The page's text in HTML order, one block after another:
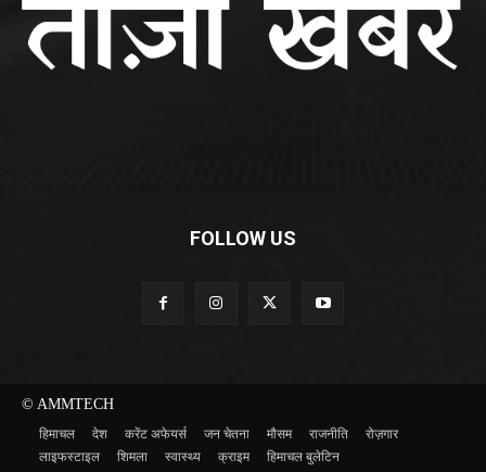
FOLLOW US
© AMMTECH
हिमाचल देश करेंट अफेयर्स जन चेतना मौसम राजनीति
रोज़गार
लाइफस्टाइल
शिमला स्वास्थ्य क्राइम हिमाचल बुलेटिन